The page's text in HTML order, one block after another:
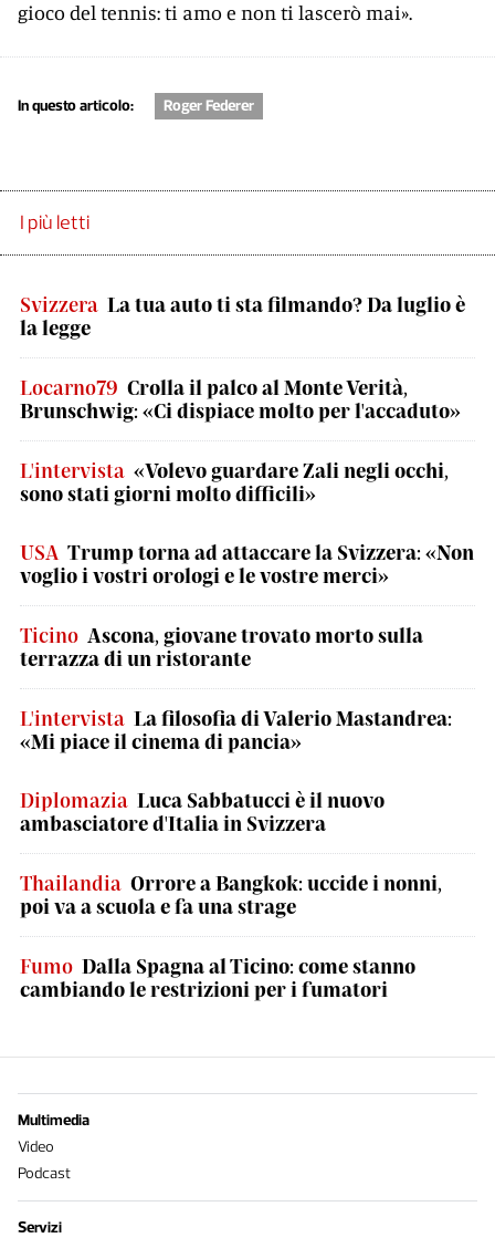
gioco del tennis: ti amo e non ti lascerò mai».
In questo articolo: Roger Federer
I più letti
Svizzera La tua auto ti sta filmando? Da luglio è
la legge
Locarno79 Crolla il palco al Monte Verità,
Brunschwig: «Ci dispiace molto per l'accaduto»
L'intervista «Volevo guardare Zali negli occhi,
sono stati giorni molto difficili»
USA Trump torna ad attaccare la Svizzera: «Non
voglio i vostri orologi e le vostre merci»
Ticino Ascona, giovane trovato morto sulla
terrazza di un ristorante
L'intervista La filosofia di Valerio Mastandrea:
«Mi piace il cinema di pancia»
Diplomazia Luca Sabbatucci è il nuovo
ambasciatore d'Italia in Svizzera
Thailandia Orrore a Bangkok: uccide i nonni,
poi va a scuola e fa una strage
Fumo Dalla Spagna al Ticino: come stanno
cambiando le restrizioni per i fumatori
Multimedia
Video
Podcast
Servizi